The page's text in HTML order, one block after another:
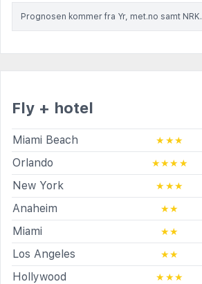
Prognosen kommer fra Yr, met.no samt NRK.
Fly + hotel
Miami Beach ★★★
Orlando
★★★★
New York
★★★
Anaheim
★★
Miami
★★
Los Angeles
★★
Hollywood
★★★